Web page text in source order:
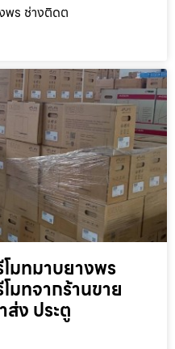
พร ช่างติดต
มทมาบยางพร
มทจากร้านขาย
ส่ง ประตู